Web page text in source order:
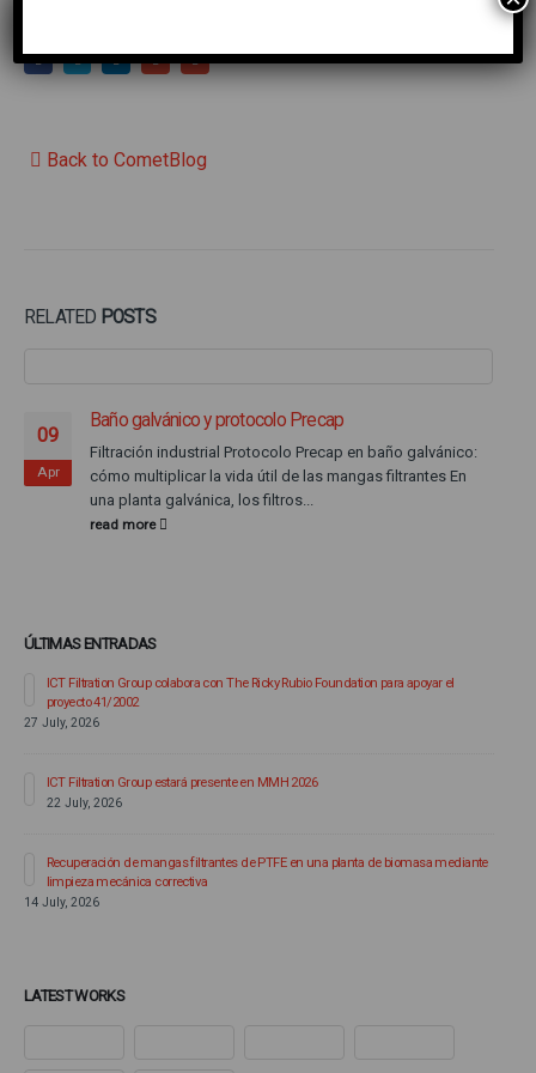
Back to CometBlog
RELATED POSTS
09
Apr
Baño galvánico y protocolo Precap
Filtración industrial Protocolo Precap en baño galvánico:
cómo multiplicar la vida útil de las mangas filtrantes En
una planta galvánica, los filtros...
read more
ÚLTIMAS ENTRADAS
ICT Filtration Group colabora con The Ricky Rubio Foundation para apoyar el
proyecto 41/2002
27 July, 2026
ICT Filtration Group estará presente en MMH 2026
22 July, 2026
Recuperación de mangas filtrantes de PTFE en una planta de biomasa mediante
limpieza mecánica correctiva
14 July, 2026
LATEST WORKS